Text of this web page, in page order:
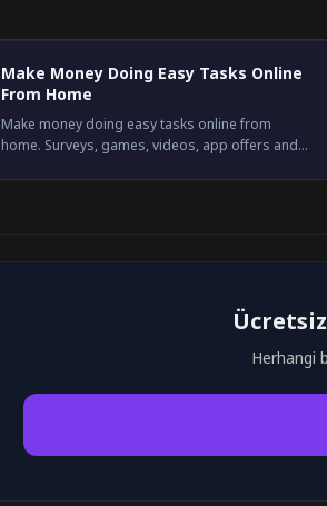
Make Money Doing Easy Tasks Online
From Home
Make money doing easy tasks online from
home. Surveys, games, videos, app offers and
earning on Freeward.
Herhangi